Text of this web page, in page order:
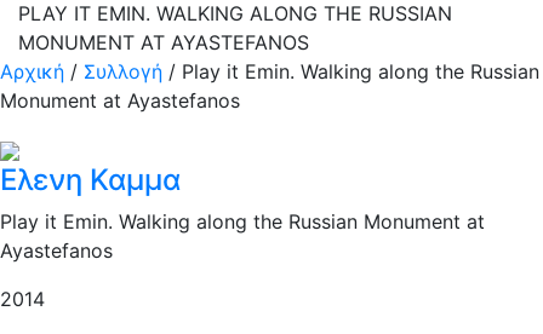
PLAY IT EMIN. WALKING ALONG THE RUSSIAN
MONUMENT AT AYASTEFANOS
Αρχική / Συλλογή / Play it Emin. Walking along the Russian
Monument at Ayastefanos
Ελενη Καμμα
Play it Emin. Walking along the Russian Monument at
Ayastefanos
2014